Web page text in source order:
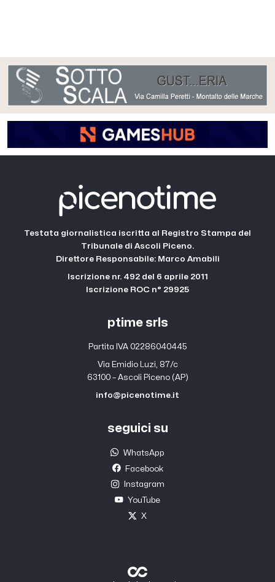
Testata giornalistica iscritta al Registro Stampa del
Tribunale di Ascoli Piceno.
Direttore Responsabile: Marco Amabili
Iscrizione nr. 492 del 6 aprile 2011
Iscrizione ROC n° 29925
ptime srls
Partita IVA 02286040445
Via Emidio Luzi, 87/c
63100 – Ascoli Piceno (AP)
info@picenotime.it
seguici su
WhatsApp
Facebook
Instagram
YouTube
X